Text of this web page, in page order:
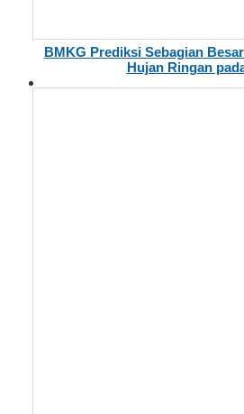
BMKG Prediksi Sebagian
Hujan Ringan